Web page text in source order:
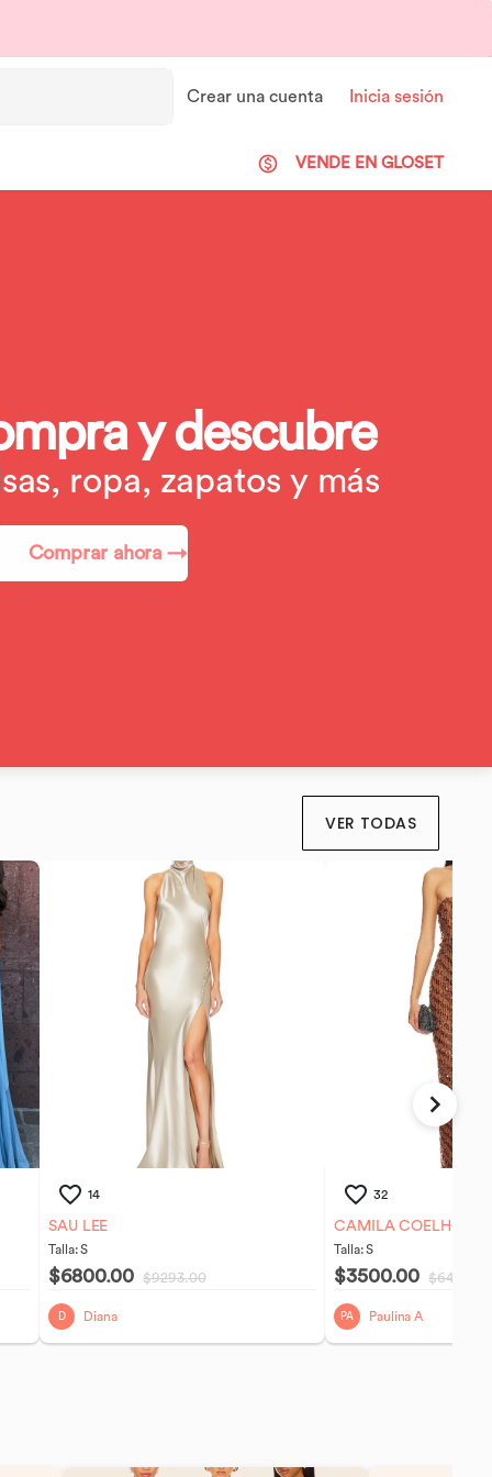
Crear una cuenta Inicia sesión
VENDE EN GLOSET
y descubre
ropa, zapatos y más
Comprar ahora →
VER TODAS
14
SAU LEE
Talla:S
$6800.00 $9293.00
D Diana
32
CAMILA COELHO
Talla:S
$3500.00 $6416.00
PA Paulina A